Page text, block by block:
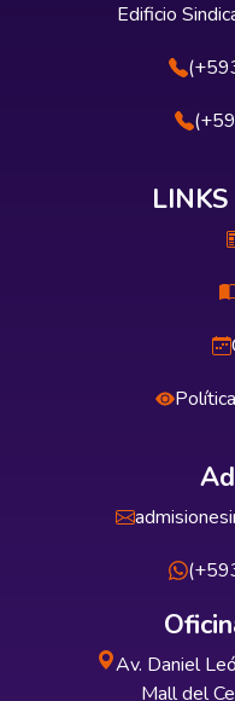
Edificio
Av. Daniel
Mall del